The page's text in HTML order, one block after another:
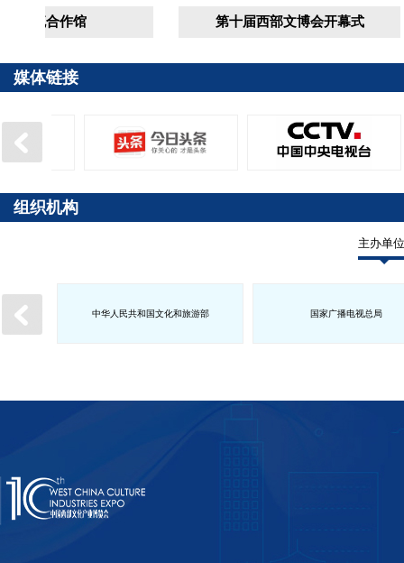
合作馆 第十届西部文博会开幕式
媒体链接
组织机构
主办单位
中华人民共和国文化和旅游部 国家广播电视总局
府 西藏自治区人民政府 甘肃省人民政府
陕西省文化和旅游厅